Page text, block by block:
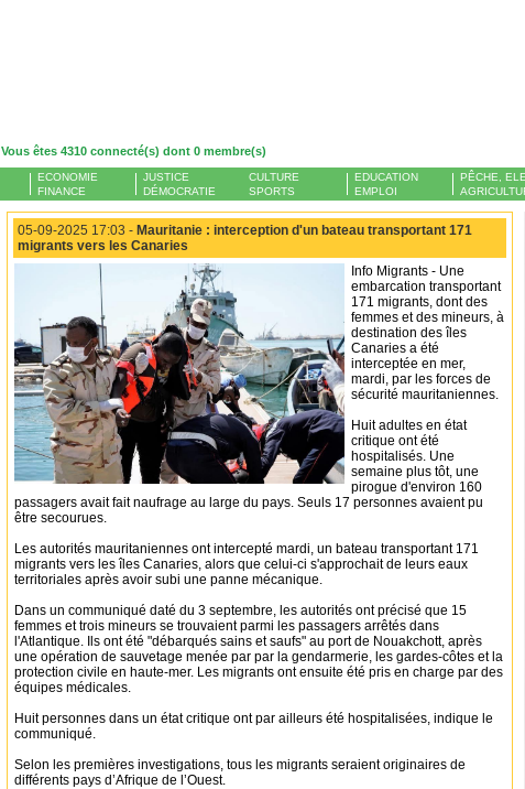
Vous êtes 4310 connecté(s) dont 0 membre(s)
ECONOMIE
FINANCE
JUSTICE
DÉMOCRATIE
CULTURE
SPORTS
EDUCATION
EMPLOI
PÊCHE,
05-09-2025 17:03 - Mauritanie : interception d'un bateau transportant 171
migrants vers les Canaries
Info Migrants - Une
embarcation transportant
171 migrants, dont des
femmes et des mineurs, à
destination des îles
Canaries a été
interceptée en mer,
mardi, par les forces de
sécurité mauritaniennes.
Huit adultes en état
critique ont été
hospitalisés. Une
semaine plus tôt, une
pirogue d'environ 160
passagers avait fait naufrage au large du pays. Seuls 17 personnes avaient pu
être secourues.
Les autorités mauritaniennes ont intercepté mardi, un bateau transportant 171
migrants vers les îles Canaries, alors que celui-ci s'approchait de leurs eaux
territoriales après avoir subi une panne mécanique.
Dans un communiqué daté du 3 septembre, les autorités ont précisé que 15
femmes et trois mineurs se trouvaient parmi les passagers arrêtés dans
l'Atlantique. Ils ont été "débarqués sains et saufs" au port de Nouakchott, après
une opération de sauvetage menée par par la gendarmerie, les gardes-côtes et la
protection civile en haute-mer. Les migrants ont ensuite été pris en charge par des
équipes médicales.
Huit personnes dans un état critique ont par ailleurs été hospitalisées, indique le
communiqué.
Selon les premières investigations, tous les migrants seraient originaires de
différents pays d’Afrique de l’Ouest.